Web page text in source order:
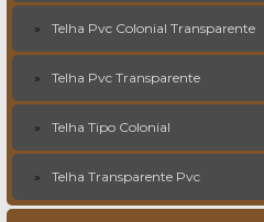
Telha Pvc Colonial Transparente
Telha Pvc Transparente
Telha Tipo Colonial
Telha Transparente Pvc